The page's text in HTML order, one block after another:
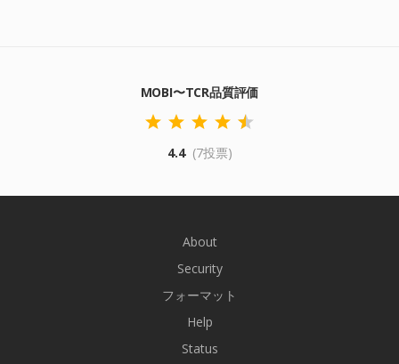
MOBI〜TCR品質評価
4.4 (7投票)
About
Security
フォーマット
Help
Status